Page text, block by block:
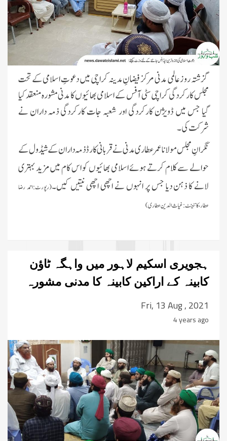
گزشتہ روز عالمی مدنی مرکز فیضانِ مدینہ کراچی میں دعوتِ اسلامی کے تحت
مجلس کارکردگی کراچی سٹی آفس کے اسلامی بھائیوں کا مدنی مشورہ منعقد کیا
گیا جس میں ڈویژن کارکردگی اور شعبہ جات کارکردگی ذمہ داران نے
شرکت کی۔
نگرانِ مجلس مولانا عمر عطاری مدنی نے قربانی کارڈ ذمہ داران کے شیڈول کے
حوالے سے کلام کرتے ہوئے اسلامی بھائیوں کو اس کام میں مزید بہتری
لانے کا ذہن دیا جس پر انہوں نے اچھی اچھی نیتیں کیں۔(رپورٹ:احمد رضا
عطار،کانٹینٹ:غیاث الدین عطاری)
ہجویری اسکیم لاہور میں واہگہ ٹاؤن
کابینہ کے اراکین کابینہ کا مدنی مشورہ
Fri, 13 Aug , 2021
4 years ago